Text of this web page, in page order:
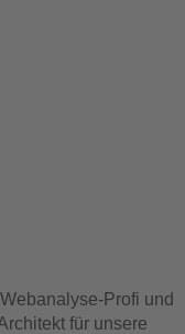
Profi und
für unsere